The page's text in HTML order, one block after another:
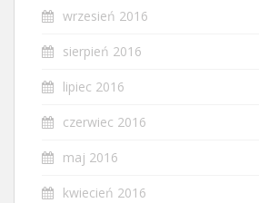
wrzesień 2016
sierpień 2016
lipiec 2016
czerwiec 2016
maj 2016
kwiecień 2016